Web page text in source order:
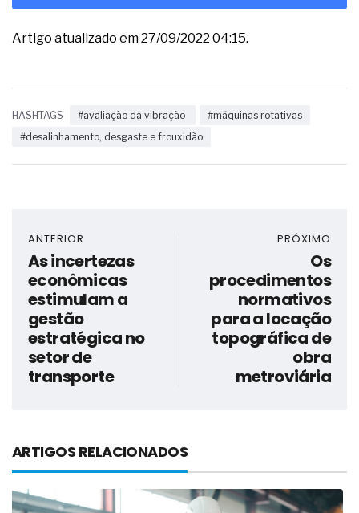
Artigo atualizado em 27/09/2022 04:15.
HASHTAGS #avaliação da vibração
#máquinas rotativas
#desalinhamento, desgaste e frouxidão
ANTERIOR
As incertezas
econômicas
estimulam a
gestão
estratégica no
setor de
transporte
PRÓXIMO
Os
procedimentos
normativos
para a locação
topográfica de
obra
metroviária
ARTIGOS RELACIONADOS